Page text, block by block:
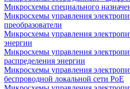
Микросхемы специального
Микросхемы управления
преобразователи
Микросхемы управления
энергии
Микросхемы управления
распределения энергии
Микросхемы управления
беспроводной локальной сети PoE